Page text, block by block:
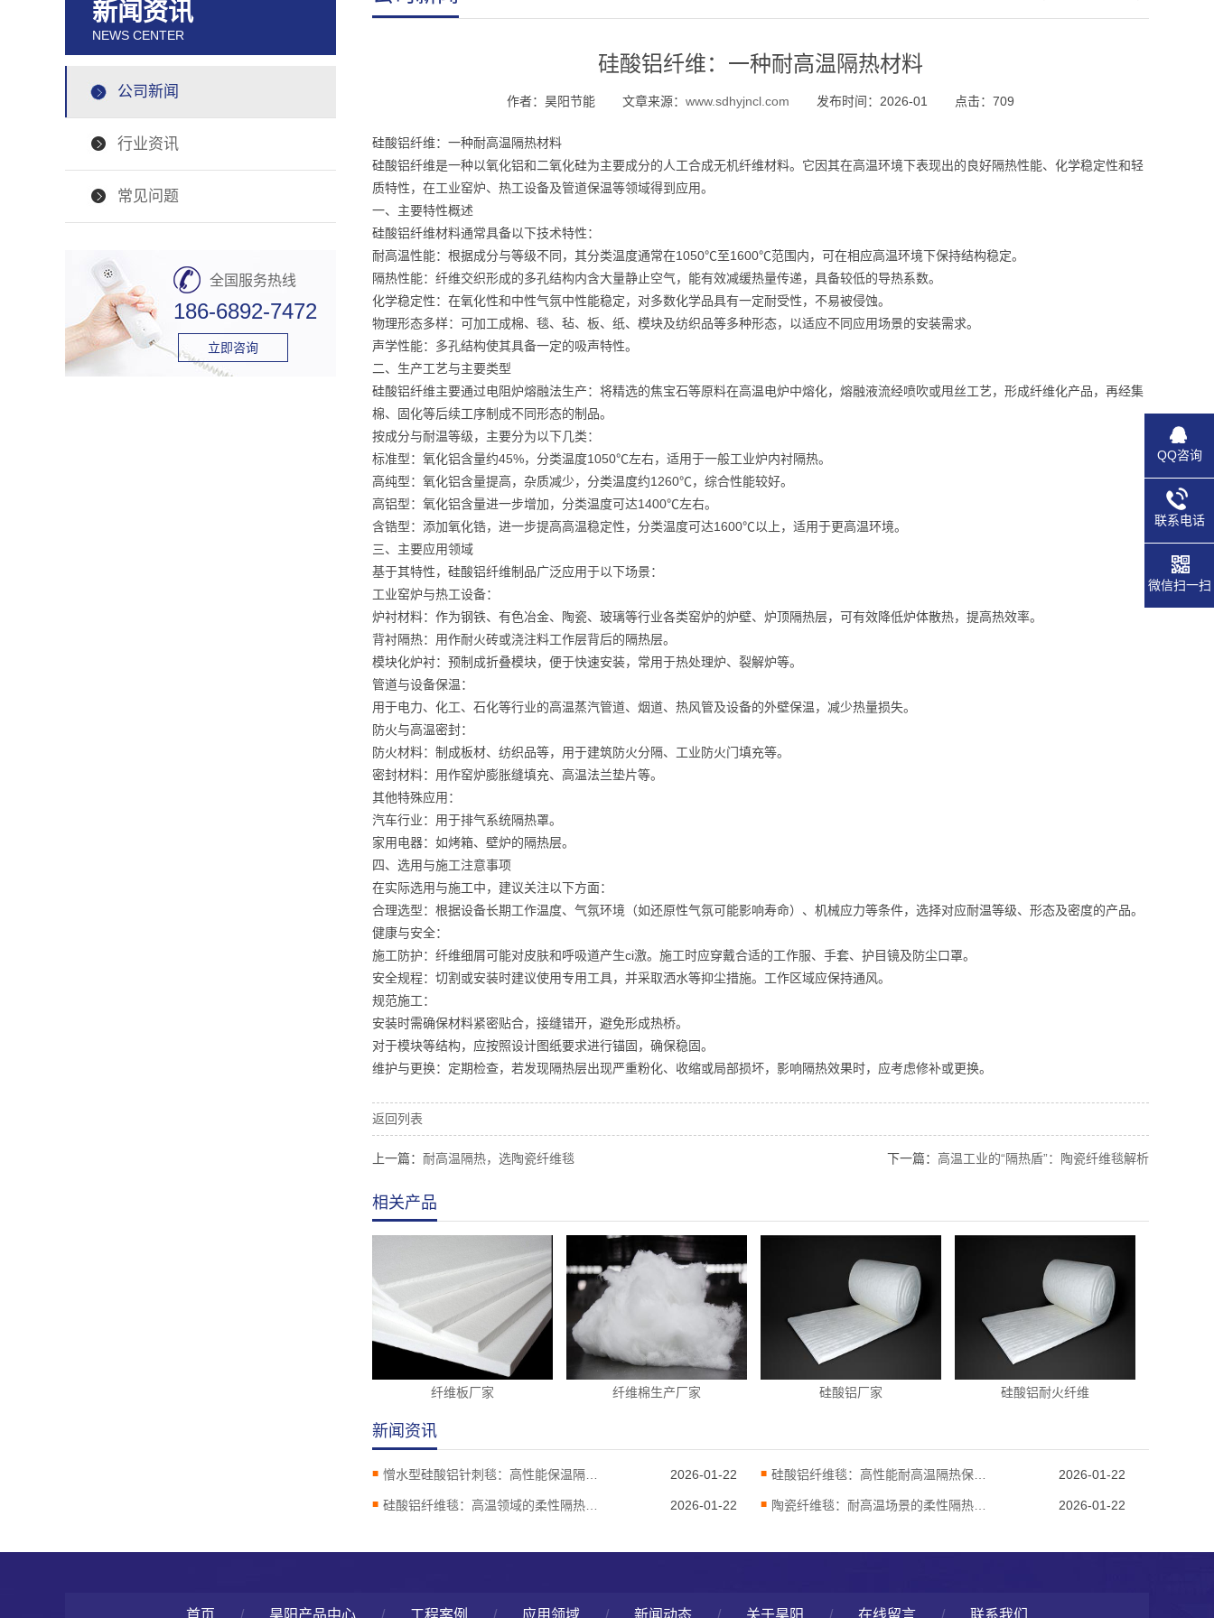
新闻资讯
NEWS CENTER
公司新闻
行业资讯
常见问题
全国服务热线
186-6892-7472
立即咨询
硅酸铝纤维：一种耐高温隔热材料
作者：昊阳节能 文章来源： www.sdhyjncl.com 发布时间：2026-01 点击：709
硅酸铝纤维：一种耐高温隔热材料
硅酸铝纤维是一种以氧化铝和二氧化硅为主要成分的人工合成无机纤维材料。它因其在高温环境下表现出的良好隔热性能、化学稳定性和轻
质特性，在工业窑炉、热工设备及管道保温等领域得到应用。
一、主要特性概述
硅酸铝纤维材料通常具备以下技术特性：
耐高温性能：根据成分与等级不同，其分类温度通常在1050℃至1600℃范围内，可在相应高温环境下保持结构稳定。
隔热性能：纤维交织形成的多孔结构内含大量静止空气，能有效减缓热量传递，具备较低的导热系数。
化学稳定性：在氧化性和中性气氛中性能稳定，对多数化学品具有一定耐受性，不易被侵蚀。
物理形态多样：可加工成棉、毯、毡、板、纸、模块及纺织品等多种形态，以适应不同应用场景的安装需求。
声学性能：多孔结构使其具备一定的吸声特性。
二、生产工艺与主要类型
硅酸铝纤维主要通过电阻炉熔融法生产：将精选的焦宝石等原料在高温电炉中熔化，熔融液流经喷吹或甩丝工艺，形成纤维化产品，再经集
棉、固化等后续工序制成不同形态的制品。
按成分与耐温等级，主要分为以下几类：
标准型：氧化铝含量约45%，分类温度1050℃左右，适用于一般工业炉内衬隔热。
高纯型：氧化铝含量提高，杂质减少，分类温度约1260℃，综合性能较好。
高铝型：氧化铝含量进一步增加，分类温度可达1400℃左右。
含锆型：添加氧化锆，进一步提高高温稳定性，分类温度可达1600℃以上，适用于更高温环境。
三、主要应用领域
基于其特性，硅酸铝纤维制品广泛应用于以下场景：
工业窑炉与热工设备：
炉衬材料：作为钢铁、有色冶金、陶瓷、玻璃等行业各类窑炉的炉壁、炉顶隔热层，可有效降低炉体散热，提高热效率。
背衬隔热：用作耐火砖或浇注料工作层背后的隔热层。
模块化炉衬：预制成折叠模块，便于快速安装，常用于热处理炉、裂解炉等。
管道与设备保温：
用于电力、化工、石化等行业的高温蒸汽管道、烟道、热风管及设备的外壁保温，减少热量损失。
防火与高温密封：
防火材料：制成板材、纺织品等，用于建筑防火分隔、工业防火门填充等。
密封材料：用作窑炉膨胀缝填充、高温法兰垫片等。
其他特殊应用：
汽车行业：用于排气系统隔热罩。
家用电器：如烤箱、壁炉的隔热层。
四、选用与施工注意事项
在实际选用与施工中，建议关注以下方面：
合理选型：根据设备长期工作温度、气氛环境（如还原性气氛可能影响寿命）、机械应力等条件，选择对应耐温等级、形态及密度的产品。
健康与安全：
施工防护：纤维细屑可能对皮肤和呼吸道产生ci激。施工时应穿戴合适的工作服、手套、护目镜及防尘口罩。
安全规程：切割或安装时建议使用专用工具，并采取洒水等抑尘措施。工作区域应保持通风。
规范施工：
安装时需确保材料紧密贴合，接缝错开，避免形成热桥。
对于模块等结构，应按照设计图纸要求进行锚固，确保稳固。
维护与更换：定期检查，若发现隔热层出现严重粉化、收缩或局部损坏，影响隔热效果时，应考虑修补或更换。
返回列表
上一篇： 耐高温隔热，选陶瓷纤维毯 下一篇： 高温工业的“隔热盾”：陶瓷纤维毯解析
相关产品
纤维板厂家 纤维棉生产厂家 硅酸铝厂家 硅酸铝耐火纤维
新闻资讯
2026-01-22 硅酸铝纤维毯：高性能耐高温隔热保温材料解析 2026-01-22
2026-01-22 陶瓷纤维毯：耐高温场景的柔性隔热守护材料 2026-01-22
首页 / 昊阳产品中心 / 工程案例 / 应用领域 / 新闻动态 / 关于昊阳 / 在线留言 / 联系我们
QQ咨询
联系电话
微信扫一扫